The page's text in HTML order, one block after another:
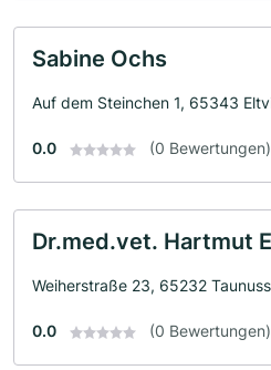
Sabine Ochs
Auf dem Steinchen 1, 65343
0.0 (0 Bewertungen)
Dr.med.vet. Hartmut
Weiherstraße 23, 65232
0.0 (0 Bewertungen)